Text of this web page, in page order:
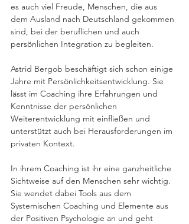
es auch viel Freude, Menschen, die aus
dem Ausland nach Deutschland gekommen
sind, bei der beruflichen und auch
persönlichen Integration zu begleiten.
Astrid Bergob beschäftigt sich schon einige
Jahre mit Persönlichkeitsentwicklung. Sie
lässt im Coaching ihre Erfahrungen und
Kenntnisse der persönlichen
Weiterentwicklung mit einfließen und
unterstützt auch bei Herausforderungen im
privaten Kontext.
In ihrem Coaching ist ihr eine ganzheitliche
Sichtweise auf den Menschen sehr wichtig.
Sie wendet dabei Tools aus dem
Systemischen Coaching und Elemente aus
der Positiven Psychologie an und geht